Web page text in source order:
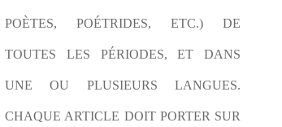
POÈTES, POÉTRIDES, ETC.) DE
TOUTES LES PÉRIODES, ET DANS
UNE OU PLUSIEURS LANGUES.
CHAQUE ARTICLE DOIT PORTER SUR